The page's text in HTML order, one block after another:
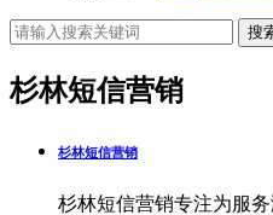
搜
杉林短信营销
杉林短信营销
杉林短信营销专注为服